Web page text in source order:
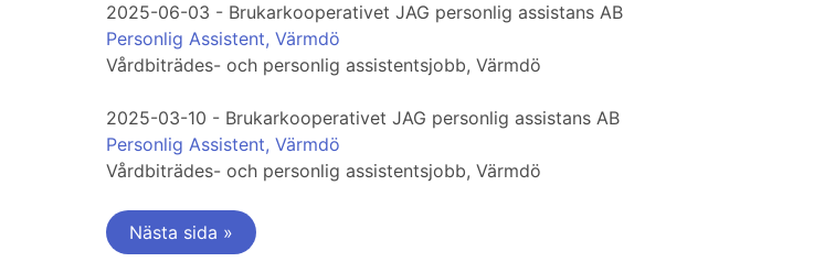
2025-06-03 - Brukarkooperativet JAG personlig assistans AB
Personlig Assistent, Värmdö
Vårdbiträdes- och personlig assistentsjobb, Värmdö
2025-03-10 - Brukarkooperativet JAG personlig assistans AB
Personlig Assistent, Värmdö
Vårdbiträdes- och personlig assistentsjobb, Värmdö
Nästa sida »